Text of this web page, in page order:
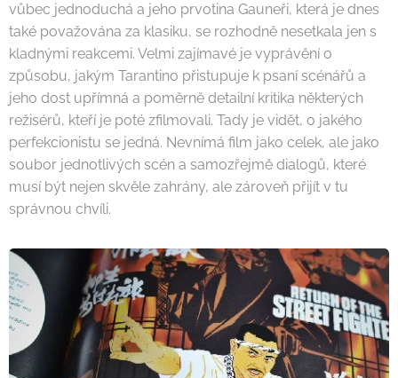
vůbec jednoduchá a jeho prvotina Gauneři, která je dnes
také považována za klasiku, se rozhodně nesetkala jen s
kladnými reakcemi. Velmi zajímavé je vyprávění o
způsobu, jakým Tarantino přistupuje k psaní scénářů a
jeho dost upřímná a poměrně detailní kritika některých
režisérů, kteří je poté zfilmovali. Tady je vidět, o jakého
perfekcionistu se jedná. Nevnímá film jako celek, ale jako
soubor jednotlivých scén a samozřejmě dialogů, které
musí být nejen skvěle zahrány, ale zároveň přijít v tu
správnou chvíli.